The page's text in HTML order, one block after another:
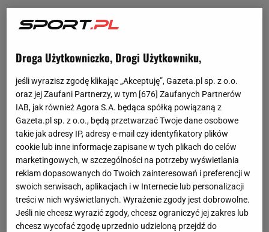
Droga Użytkowniczko, Drogi Użytkowniku,
jeśli wyrazisz zgodę klikając „Akceptuję”, Gazeta.pl sp. z o.o.
oraz jej Zaufani Partnerzy, w tym [676] Zaufanych Partnerów
IAB, jak również Agora S.A. będąca spółką powiązaną z
Gazeta.pl sp. z o.o., będą przetwarzać Twoje dane osobowe
takie jak adresy IP, adresy e-mail czy identyfikatory plików
cookie lub inne informacje zapisane w tych plikach do celów
marketingowych, w szczególności na potrzeby wyświetlania
reklam dopasowanych do Twoich zainteresowań i preferencji w
swoich serwisach, aplikacjach i w Internecie lub personalizacji
treści w nich wyświetlanych. Wyrażenie zgody jest dobrowolne.
Jeśli nie chcesz wyrazić zgody, chcesz ograniczyć jej zakres lub
chcesz wycofać zgodę uprzednio udzieloną przejdź do